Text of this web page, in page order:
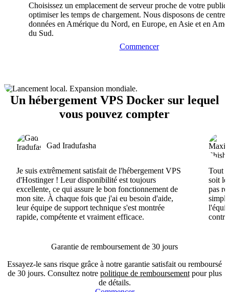
Choisissez un emplacement de serveur proche de votre
optimiser les temps de chargement. Nous disposons de
données en Amérique du Nord, en Europe, en Asie et en
du Sud.
Commencer
Un hébergement VPS Docker sur lequel
vous pouvez compter
Gad Iradufasha
Je suis extrêmement satisfait de l'hébergement VPS
d'Hostinger ! Leur disponibilité est toujours
excellente, ce qui assure le bon fonctionnement de
mon site. À chaque fois que j'ai eu besoin d'aide,
leur équipe de support technique s'est montrée
rapide, compétente et vraiment efficace.
Tout
soit
pas
Garantie de remboursement de 30 jours
Essayez-le sans risque grâce à notre garantie satisfait ou remboursé
de 30 jours. Consultez notre politique de remboursementpour plus
de détails.